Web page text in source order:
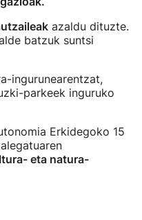
azaldu dituzte.
batzuk suntsi
ingurunearentzat,
parkeek inguruko
Erkidegoko 15
eta natura-